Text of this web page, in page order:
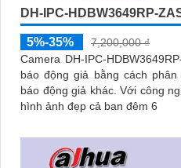
DH-IPC-HDBW3649RP-
5%-35%
7,200,000 ₫
Camera DH-IPC-
báo động giả bằng cách
báo động giả khác. Với công nghệ IP POE ánh sáng kép cho
hình ảnh đẹp cả ban đêm 6